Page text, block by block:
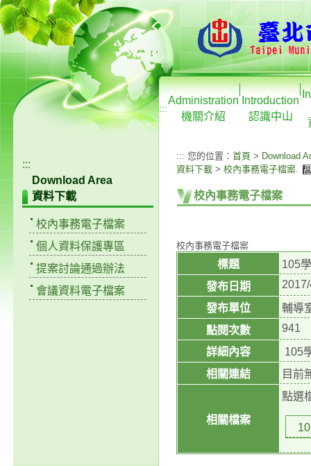
:::
Administration
機關介紹
Introduction
認識中山
:::
Download Area
資料下載
校內事務電子檔案
個人資料保護專區
提案討論通過辦法
會議資料電子檔案
::: 您的位置： 首頁 > Download
資料下載 > 校內事務電子檔案.
校內事務電子檔案
校內事務電子檔案
標題
105
發布日期
發布單位
輔導
點閱次數
941
詳細內容
105
相關連結
目前
相關檔案
點選